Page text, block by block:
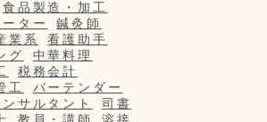
食品製造・加工
ター
鍼灸師
業系
看護助手
グ
中華料理
税務会計
工
バーテンダー
サルタント
司書
教員・講師
溶接